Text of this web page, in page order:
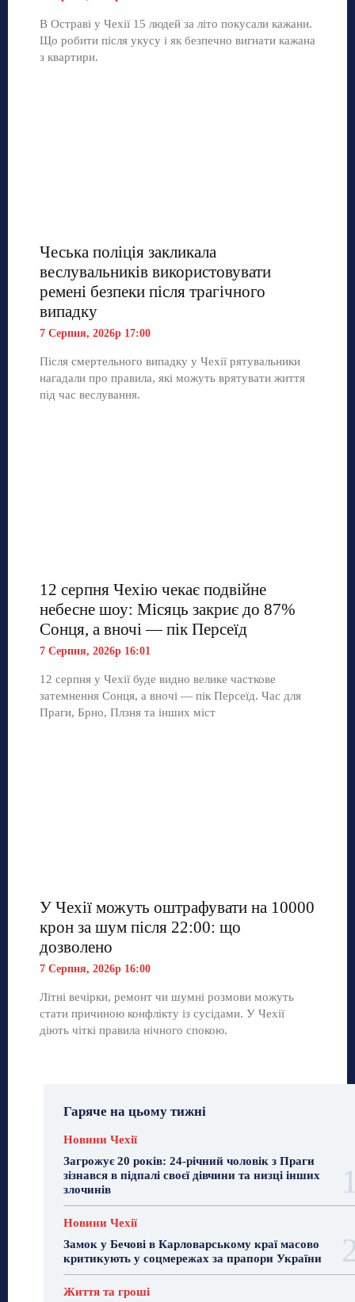
В Остраві у Чехії 15 людей за літо покусали кажани.
Що робити після укусу і як безпечно вигнати кажана
з квартири.
Чеська поліція закликала
веслувальників використовувати
ремені безпеки після трагічного
випадку
7 Серпня, 2026р 17:00
Після смертельного випадку у Чехії рятувальники
нагадали про правила, які можуть врятувати життя
під час веслування.
12 серпня Чехію чекає подвійне
небесне шоу: Місяць закриє до 87%
Сонця, а вночі — пік Персеїд
7 Серпня, 2026р 16:01
12 серпня у Чехії буде видно велике часткове
затемнення Сонця, а вночі — пік Персеїд. Час для
Праги, Брно, Плзня та інших міст
У Чехії можуть оштрафувати на 10000
крон за шум після 22:00: що
дозволено
7 Серпня, 2026р 16:00
Літні вечірки, ремонт чи шумні розмови можуть
стати причиною конфлікту із сусідами. У Чехії
діють чіткі правила нічного спокою.
Гаряче на цьому тижні
Новини Чехії
Загрожує 20 років: 24-річний чоловік з Праги
зізнався в підпалі своєї дівчини та низці інших
злочинів
Новини Чехії
Замок у Бечові в Карловарському краї масово
критикують у соцмережах за прапори України
Життя та гроші